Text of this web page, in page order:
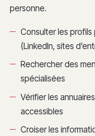
personne.
Consulter les
(LinkedIn, sites
Rechercher des
spécialisées
Vérifier les
accessibles
Croiser les